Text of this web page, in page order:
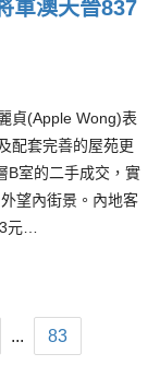
軍澳天晉837
貞(Apple Wong)表
配套完善的屋苑更
B室的二手成交，實
望內街景。內地客
元…
... 83